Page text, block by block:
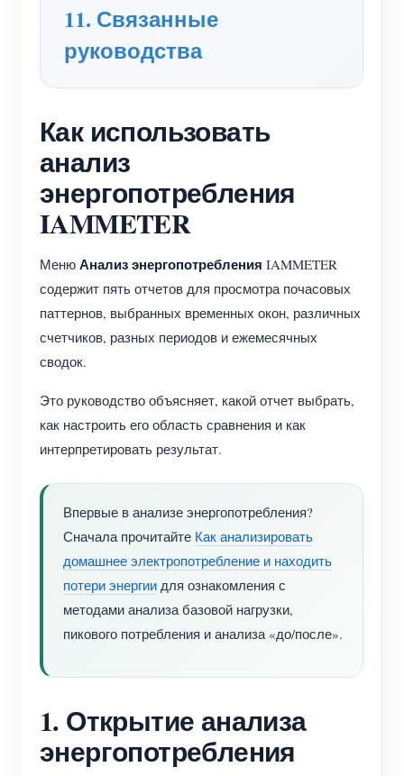
11. Связанные
руководства
Как использовать
анализ
энергопотребления
IAMMETER
Меню Анализ энергопотребления IAMMETER
содержит пять отчетов для просмотра почасовых
паттернов, выбранных временных окон, различных
счетчиков, разных периодов и ежемесячных
сводок.
Это руководство объясняет, какой отчет выбрать,
как настроить его область сравнения и как
интерпретировать результат.
Впервые в анализе энергопотребления?
Сначала прочитайте Как анализировать
домашнее электропотребление и находить
потери энергии для ознакомления с
методами анализа базовой нагрузки,
пикового потребления и анализа «до/после».
1. Открытие анализа
энергопотребления